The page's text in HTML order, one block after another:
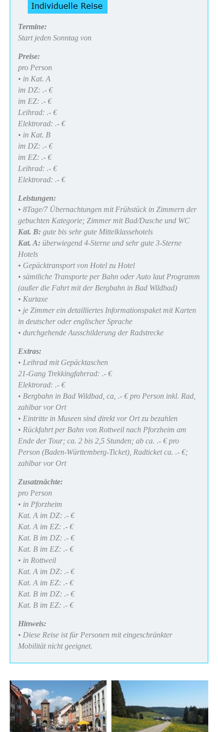
Termine:
Start jeden Sonntag von
Preise:
pro Person
• in Kat. A
im DZ: .- €
im EZ: .- €
Leihrad: .- €
Elektrorad: .- €
• in Kat. B
im DZ: .- €
im EZ: .- €
Leihrad: .- €
Elektrorad: .- €
Leistungen:
• 8Tage/7 Übernachtungen mit Frühstück in Zimmern der
gebuchten Kategorie; Zimmer mit Bad/Dusche und WC
Kat. B: gute bis sehr gute Mittelklassehotels
Kat. A: überwiegend 4-Sterne und sehr gute 3-Sterne
Hotels
• Gepäcktransport von Hotel zu Hotel
• sämtliche Transporte per Bahn oder Auto laut Programm
(außer die Fahrt mit der Bergbahn in Bad Wildbad)
• Kurtaxe
• je Zimmer ein detailliertes Informationspaket mit Karten
in deutscher oder englischer Sprache
• durchgehende Ausschilderung der Radstrecke
Extras:
• Leihrad mit Gepäcktaschen
21-Gang Trekkingfahrrad: .- €
Elektrorad: .- €
• Bergbahn in Bad Wildbad, ca, .- € pro Person inkl. Rad,
zahlbar vor Ort
• Eintritte in Museen sind direkt vor Ort zu bezahlen
• Rückfahrt per Bahn von Rottweil nach Pforzheim am
Ende der Tour; ca. 2 bis 2,5 Stunden; ab ca. .- € pro
Person (Baden-Württemberg-Ticket), Radticket ca. .- €;
zahlbar vor Ort
Zusatznächte:
pro Person
• in Pforzheim
Kat. A im DZ: .- €
Kat. A im EZ: .- €
Kat. B im DZ: .- €
Kat. B im EZ: .- €
• in Rottweil
Kat. A im DZ: .- €
Kat. A im EZ: .- €
Kat. B im DZ: .- €
Kat. B im EZ: .- €
Hinweis:
• Diese Reise ist für Personen mit eingeschränkter
Mobilität nicht geeignet.